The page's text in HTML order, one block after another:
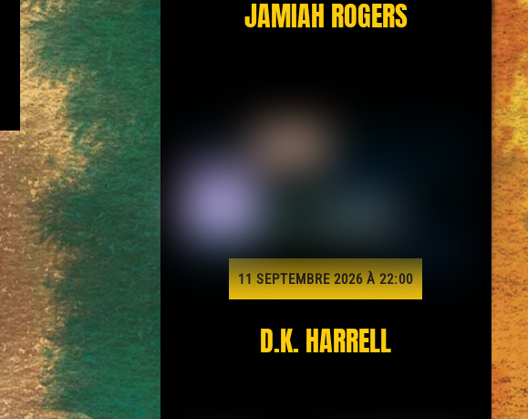
JAMIAH ROGERS
11 SEPTEMBRE 2026 À 22:00
D.K. HARRELL